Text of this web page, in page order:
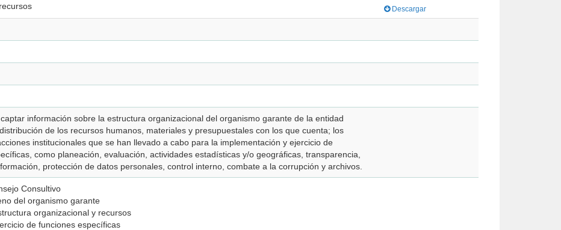
Descargar
Se enfoca en captar información sobre la estructura organizacional del organismo garante de la entidad
de los recursos humanos, materiales y presupuestales con los que cuenta; los
institucionales que se han llevado a cabo para la implementación y ejercicio de
como planeación, evaluación, actividades estadísticas y/o geográficas, transparencia,
protección de datos personales, control interno, combate a la corrupción y archivos.
Consultivo
del organismo garante
organizacional y recursos
de funciones específicas